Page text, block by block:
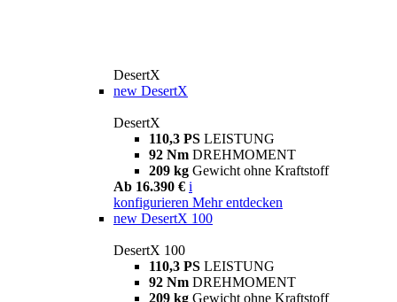
DesertX
new DesertX
DesertX
110,3 PS LEISTUNG
92 Nm DREHMOMENT
209 kg Gewicht ohne Kraftstoff
Ab 16.390 € i
konfigurieren Mehr entdecken
new DesertX 100
DesertX 100
110,3 PS LEISTUNG
92 Nm DREHMOMENT
209 kg Gewicht ohne Kraftstoff